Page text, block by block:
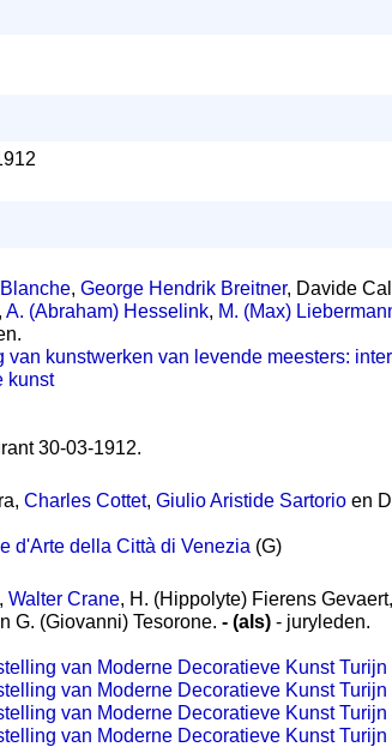
, George Hendrik Breitner, Davide
, A. (Abraham) Hesselink, M. (Max)
kunstwerken van levende meesters:
kunst
30-03-1912.
Charles Cottet, Giulio Aristide Sartorio en
d'Arte della Città di Venezia (G)
Walter Crane, H. (Hippolyte) Fierens
G. (Giovanni) Tesorone. - (als) - juryleden.
van Moderne Decoratieve Kunst
van Moderne Decoratieve Kunst
van Moderne Decoratieve Kunst
van Moderne Decoratieve Kunst